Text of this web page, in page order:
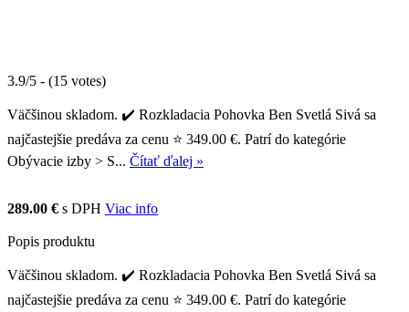
3.9/5 - (15 votes)
Väčšinou skladom. ✔️ Rozkladacia Pohovka Ben Svetlá Sivá sa
najčastejšie predáva za cenu ⭐ 349.00 €. Patrí do kategórie
Obývacie izby > S... Čítať ďalej »
289.00 € s DPH Viac info
Popis produktu
Väčšinou skladom. ✔️ Rozkladacia Pohovka Ben Svetlá Sivá sa
najčastejšie predáva za cenu ⭐ 349.00 €. Patrí do kategórie